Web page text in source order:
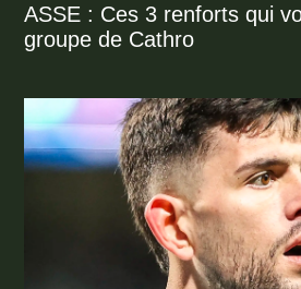
ASSE : Ces 3 renforts qui
groupe de Cathro